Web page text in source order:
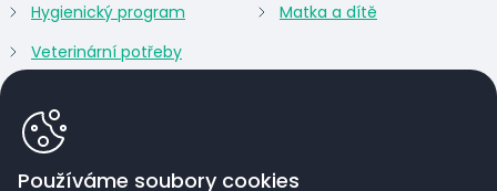
Používáme soubory cookies
Hygienický program
Veterinární potřeby
Matka a dítě